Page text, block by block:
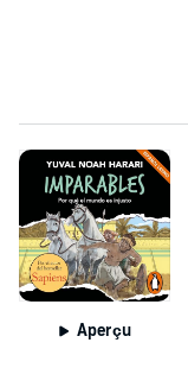
Aperçu